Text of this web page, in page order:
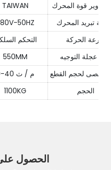
TAIWAN
وتدوير قوة المحرك
50HZ
تبريد المحرك
التحكم
سرعة الحركة
550MM
عجلة التوجيه
0-40 م / ث
الأقصى لحجم القطع
1100KG الحجم
الحصول